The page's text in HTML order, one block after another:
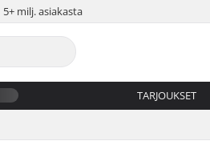
5+ milj. asiakasta
TARJOUKSET